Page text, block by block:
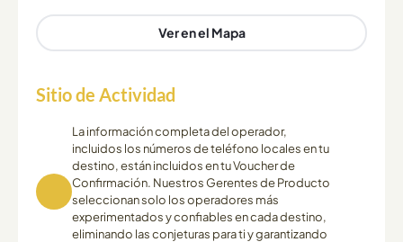
Ver en el Mapa
Sitio de Actividad
La información completa del operador,
incluidos los números de teléfono locales en tu
destino, están incluidos en tu Voucher de
Confirmación. Nuestros Gerentes de Producto
seleccionan solo los operadores más
experimentados y confiables en cada destino,
eliminando las conjeturas para ti y garantizando